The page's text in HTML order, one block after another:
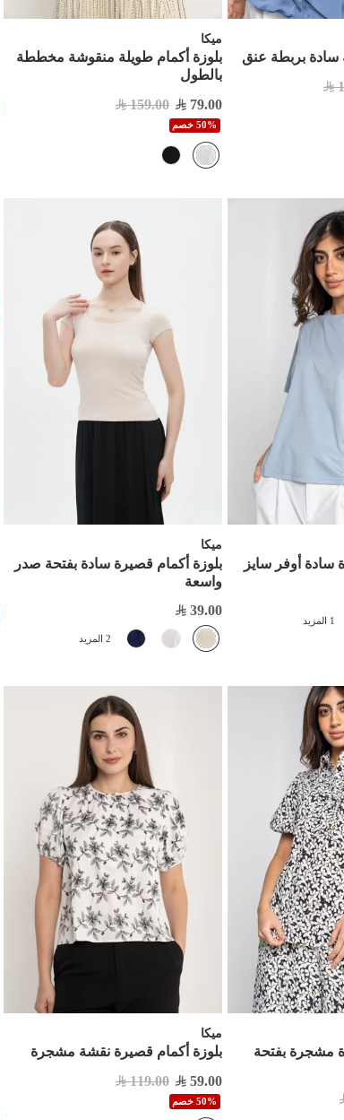
سادة بربطة عنق
ميكا
بلوزة أكمام طويلة منقوشة مخططة
بالطول
79.00
159.00
50% خصم
سادة أوفر سايز
1 المزيد
ميكا
بلوزة أكمام قصيرة سادة بفتحة صدر
واسعة
39.00
2 المزيد
مشجرة بفتحة
ميكا
بلوزة أكمام قصيرة نقشة مشجرة
59.00
119.00
50% خصم